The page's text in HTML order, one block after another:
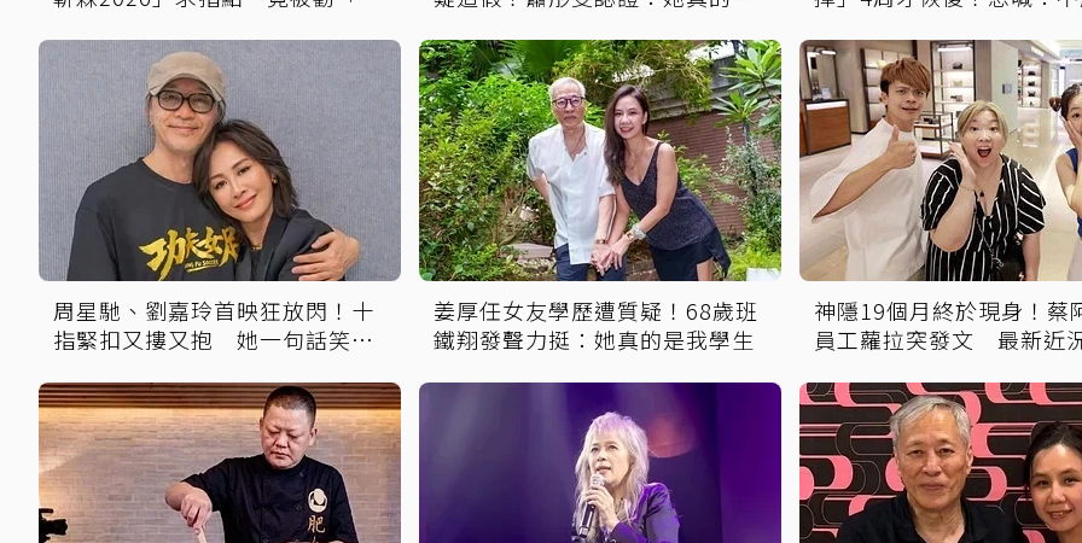
周星馳、劉嘉玲首映狂放閃！十
指緊扣又摟又抱 她一句話笑翻
姜厚任女友學歷遭質疑！68歲班
鐵翔發聲力挺：她真的是我學生
神隱19個月終於現身！蔡
員工蘿拉突發文 最新近